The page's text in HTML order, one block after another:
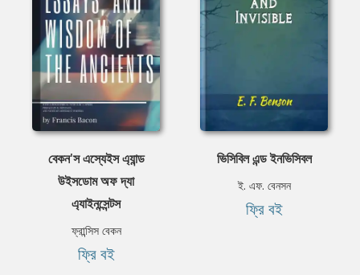
বেকন'স এস্যেইস এ্যান্ড
উইসডোম অফ দ্যা
এ্যাইনন্সেন্টস
ফ্রান্সিস বেকন
ফ্রি বই
ভিসিবিল এন্ড ইনভিসিবল
ই. এফ. বেনসন
ফ্রি বই